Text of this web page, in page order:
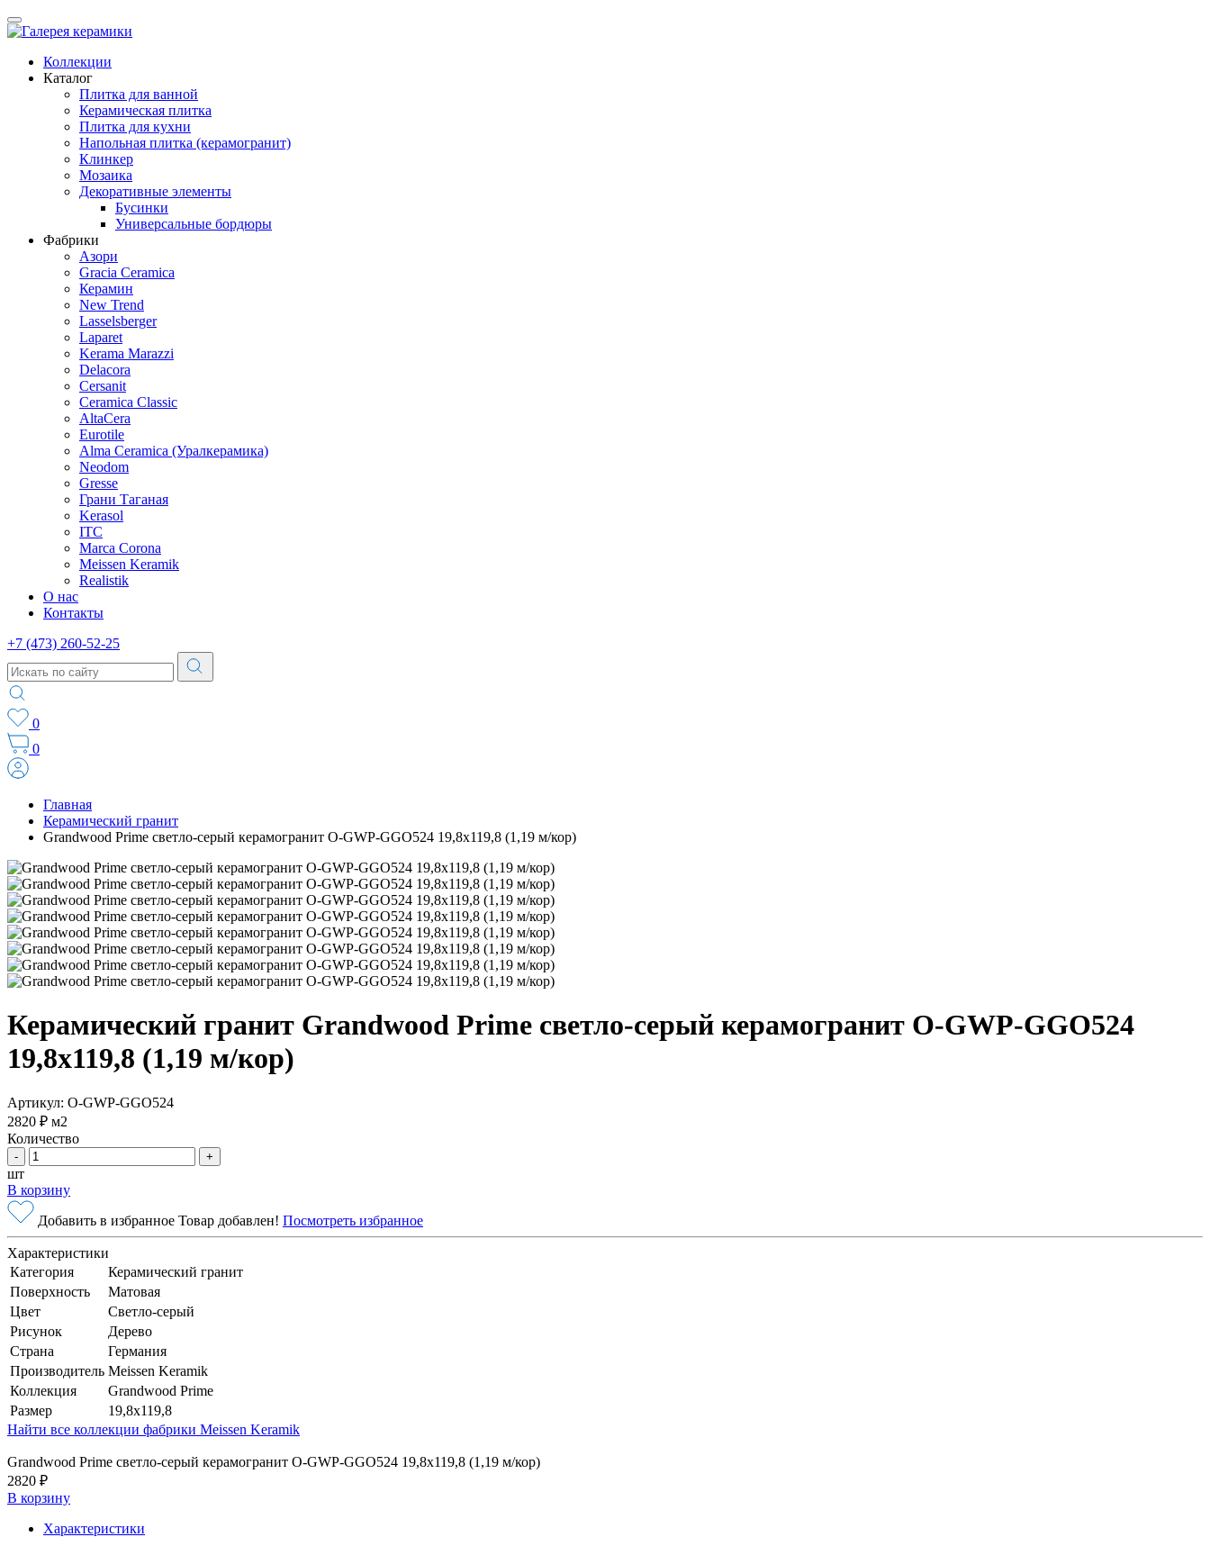
Коллекции
Каталог
Плитка для ванной
Керамическая плитка
Плитка для кухни
Напольная плитка (керамогранит)
Клинкер
Мозаика
Декоративные элементы
Бусинки
Универсальные бордюры
Фабрики
Азори
Gracia Ceramica
Керамин
New Trend
Lasselsberger
Laparet
Kerama Marazzi
Delacora
Cersanit
Ceramica Classic
AltaCera
Eurotile
Alma Ceramica (Уралкерамика)
Neodom
Gresse
Грани Таганая
Kerasol
ITC
Marca Corona
Meissen Keramik
Realistik
О нас
Контакты
+7 (473) 260-52-25
0
0
Главная
Керамический гранит
Grandwood Prime светло-серый керамогранит O-GWP-GGO524 19,8x119,8 (1,19 м/кор)
Керамический гранит Grandwood Prime светло-серый керамогранит O-GWP-GGO524
19,8x119,8 (1,19 м/кор)
Артикул: O-GWP-GGO524
2820 ₽ м2
Количество
- +
шт
В корзину
Добавить в избранное Товар добавлен! Посмотреть избранное
Характеристики
Категория
Керамический гранит
Поверхность
Матовая
Цвет
Светло-серый
Рисунок
Дерево
Страна
Германия
Производитель Meissen Keramik
Коллекция
Grandwood Prime
Размер
19,8x119,8
Найти все коллекции фабрики Meissen Keramik
Grandwood Prime светло-серый керамогранит O-GWP-GGO524 19,8x119,8 (1,19 м/кор)
2820 ₽
В корзину
Характеристики